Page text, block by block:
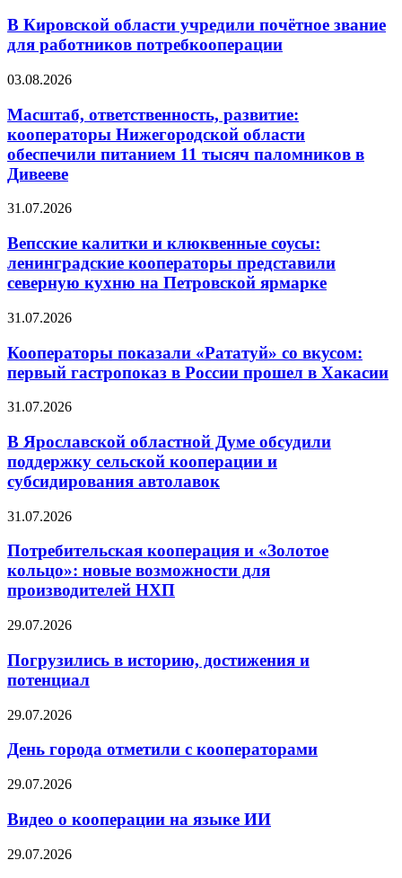
В Кировской области учредили почётное звание
для работников потребкооперации
03.08.2026
Масштаб, ответственность, развитие:
кооператоры Нижегородской области
обеспечили питанием 11 тысяч паломников в
Дивееве
31.07.2026
Вепсские калитки и клюквенные соусы:
ленинградские кооператоры представили
северную кухню на Петровской ярмарке
31.07.2026
Кооператоры показали «Рататуй» со вкусом:
первый гастропоказ в России прошел в Хакасии
31.07.2026
В Ярославской областной Думе обсудили
поддержку сельской кооперации и
субсидирования автолавок
31.07.2026
Потребительская кооперация и «Золотое
кольцо»: новые возможности для
производителей НХП
29.07.2026
Погрузились в историю, достижения и
потенциал
29.07.2026
День города отметили с кооператорами
29.07.2026
Видео о кооперации на языке ИИ
29.07.2026